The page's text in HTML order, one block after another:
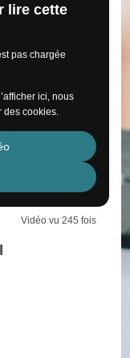
lire cette
pas chargée
ici, nous
cookies.
Vidéo vu 245 fois